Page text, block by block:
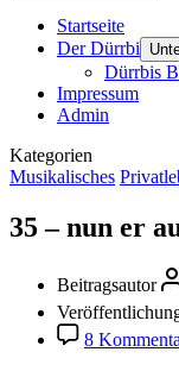
Startseite
Der Dürrbi
Dürrbis
Impressum
Admin
Kategorien
Musikalisches
35 – nun er
Beitragsautor
8